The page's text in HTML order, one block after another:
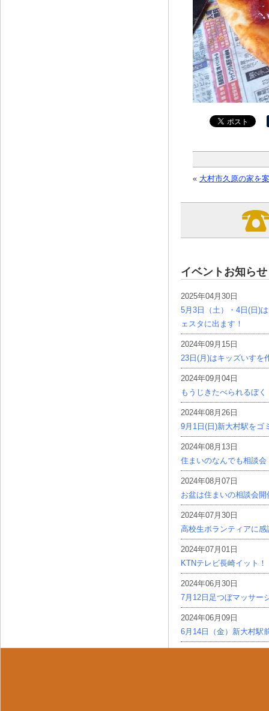
« 大村市久原の家を
イベントお知らせ
2025年04月30日
5月3日（土）・4日(日)
ェスタに出ます！
2024年09月15日
23日(月)はキッズいすを
2024年09月04日
もうじきたべられるぼく
2024年08月26日
9月1日(日)新大村駅をゴ
2024年08月13日
住まいのなんでも相談会
2024年08月07日
お盆は住まいの相談会開
2024年07月30日
高校生ボランティアに感
2024年07月01日
KTNテレビ長崎イット！
2024年06月30日
7月12日足つぼマッサー
2024年06月09日
6月14日（金）新大村駅